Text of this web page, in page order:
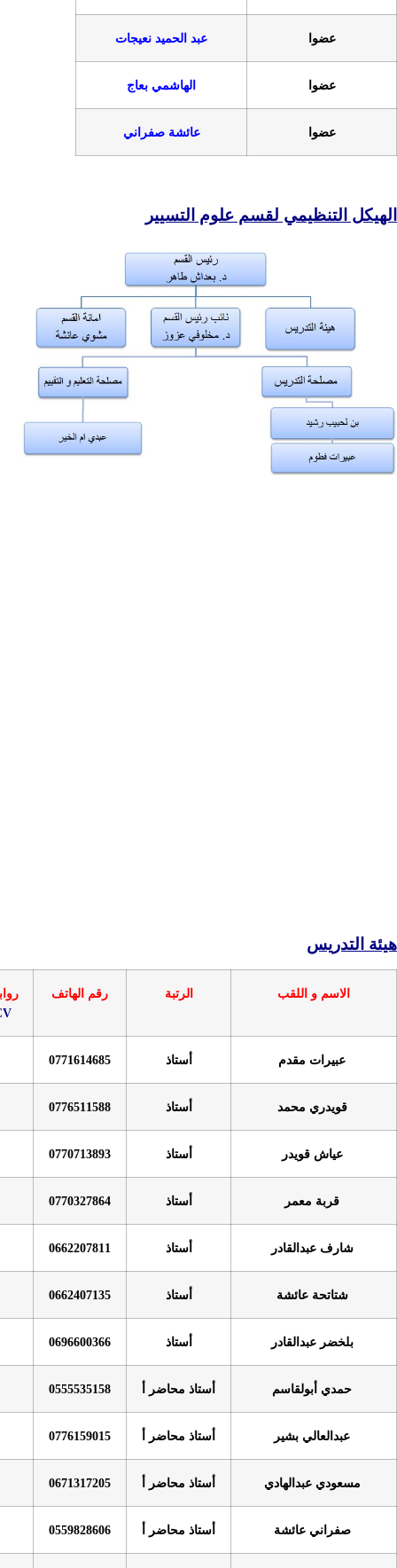
عبد الحميد نعيجات
الهاشمي بعاج
عائشة صفراني
علوم التسيير
الرتبة رقم الهاتف
أستاذ 0771614685
أستاذ 0776511588
أستاذ 0770713893
أستاذ 0770327864
أستاذ 0662207811
أستاذ 0662407135
أستاذ 0696600366
أستاذ محاضر أ 0555535158
أستاذ محاضر أ 0776159015
أستاذ محاضر أ 0671317205
أستاذ محاضر أ 0559828606